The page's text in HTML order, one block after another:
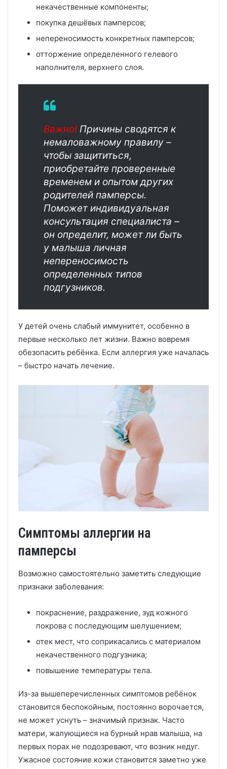
некачественные компоненты;
покупка дешёвых памперсов;
непереносимость конкретных памперсов;
отторжение определенного гелевого
наполнителя, верхнего слоя.
Важно! Причины сводятся к
немаловажному правилу –
чтобы защититься,
приобретайте проверенные
временем и опытом других
родителей памперсы.
Поможет индивидуальная
консультация специалиста –
он определит, может ли быть
у малыша личная
непереносимость
определенных типов
подгузников.
У детей очень слабый иммунитет, особенно в
первые несколько лет жизни. Важно вовремя
обезопасить ребёнка. Если аллергия уже началась
– быстро начать лечение.
Симптомы аллергии на
памперсы
Возможно самостоятельно заметить следующие
признаки заболевания:
покраснение, раздражение, зуд кожного
покрова с последующим шелушением;
отек мест, что соприкасались с материалом
некачественного подгузника;
повышение температуры тела.
Из-за вышеперечисленных симптомов ребёнок
становится беспокойным, постоянно ворочается,
не может уснуть – значимый признак. Часто
матери, жалующиеся на бурный нрав малыша, на
первых порах не подозревают, что возник недуг.
Ужасное состояние кожи становится заметно уже